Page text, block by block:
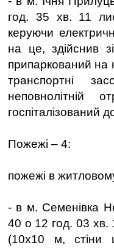
год. 35 хв. 11
керуючи
на це, здійснив
припаркований на
транспортні
неповнолітній
Пожежі – 4:
пожежі в
- в м. Семенівка
40 о 12 год. 03 хв.
(10х10 м, стіни